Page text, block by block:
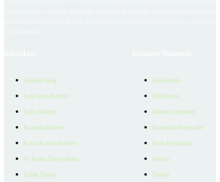
Emlakjet Blog
Satın Alma Rehberi
Satıcı Rehberi
Kiralama Rehberi
Konut Kredisi Rehberi
Ne Kadar Ödeyebilirim
Emlak Değeri
Hakkımızda
Ödüllerimiz
Reklam Çözümleri
Kurumsal Materyaller
İnsan Kaynakları
İletişim
Yardım